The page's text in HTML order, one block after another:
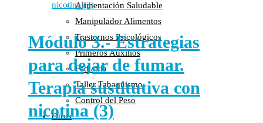
Comunicados
En nuestra Web
Colaboraciones
Cartas al Director
Medios de Comunicación
Otros
Vídeos
Audio
Alimentación Saludable
Manipulador Alimentos
Trastornos Psicológicos
Primeros Auxilios
Pediatría
Taller Tabaquismo
Control del Peso
Otros
Módulo 3.- Estrategias
para dejar de fumar.
Terapia sustitutiva con
nicotina (3)